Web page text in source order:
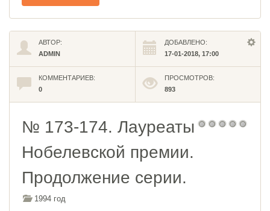
АВТОР:
ADMIN
ДОБАВЛЕНО:
17-01-2018, 17:00
КОММЕНТАРИЕВ:
0
ПРОСМОТРОВ:
893
№ 173-174. Лауреаты
Нобелевской премии.
Продолжение серии.
1994 год